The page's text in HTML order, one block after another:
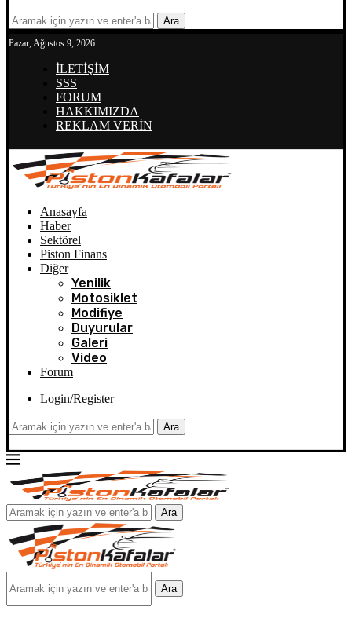
Ara
Pazar, Ağustos 9, 2026
İLETİŞİM
SSS
FORUM
HAKKIMIZDA
REKLAM VERİN
Anasayfa
Haber
Sektörel
Piston Finans
Diğer
Yenilik
Motosiklet
Modifiye
Duyurular
Galeri
Video
Forum
Login/Register
Ara
Ara
Ara